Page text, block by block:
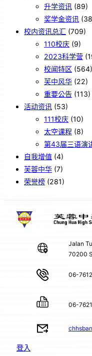
升学资讯 (89)
奖学金资讯
校内资讯总汇 (709)
110校庆 (9)
2023科学营
校闻特区 (564)
芙中风华 (22)
重要公告 (113)
活动资讯 (53)
111校庆 (10)
太空课程 (8)
第43届三语演
自我增值 (4)
芙蓉中华 (7)
荣誉榜 (281)
Jalan
70200
06-
06-
登入